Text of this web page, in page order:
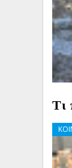
Τι